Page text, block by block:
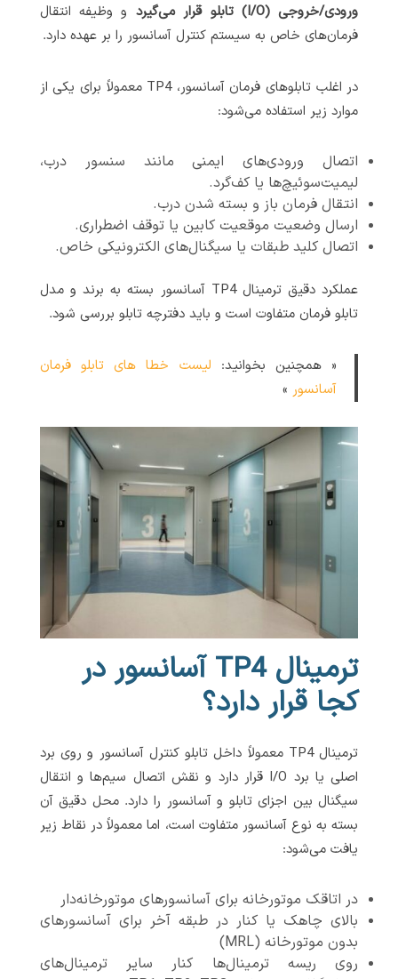
ورودی/خروجی (I/O) تابلو قرار می‌گیرد
و وظیفه انتقال
فرمان‌های خاص به سیستم کنترل آسانسور را بر عهده دارد.
در اغلب تابلوهای فرمان آسانسور، TP4 معمولاً برای یکی از
موارد زیر استفاده می‌شود:
اتصال ورودی‌های ایمنی مانند سنسور درب،
لیمیت‌سوئیچ‌ها یا کف‌گرد.
انتقال فرمان باز و بسته شدن درب.
ارسال وضعیت موقعیت کابین یا توقف اضطراری.
اتصال کلید طبقات یا سیگنال‌های الکترونیکی خاص.
عملکرد دقیق ترمینال TP4 آسانسور بسته به برند و مدل
تابلو فرمان متفاوت است و باید دفترچه تابلو بررسی شود.
« همچنین بخوانید: لیست خطا های تابلو فرمان
آسانسور »
ترمینال TP4 آسانسور در
کجا قرار دارد؟
ترمینال TP4 معمولاً داخل تابلو کنترل آسانسور و روی برد
اصلی یا برد I/O قرار دارد و نقش اتصال سیم‌ها و انتقال
سیگنال بین اجزای تابلو و آسانسور را دارد. محل دقیق آن
بسته به نوع آسانسور متفاوت است، اما معمولاً در نقاط زیر
یافت می‌شود:
در اتاقک موتورخانه برای آسانسورهای موتورخانه‌دار
بالای چاهک یا کنار در طبقه آخر برای آسانسورهای
بدون موتورخانه (MRL)
روی ریسه ترمینال‌ها کنار سایر ترمینال‌های